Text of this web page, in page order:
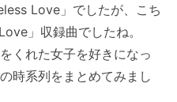
Love」でしたが、こち
」収録曲でしたね。
くれた女子を好きになっ
時系列をまとめてみまし